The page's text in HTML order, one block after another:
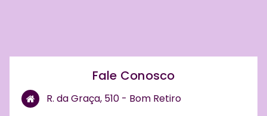
Fale Conosco
R. da Graça, 510 - Bom Retiro